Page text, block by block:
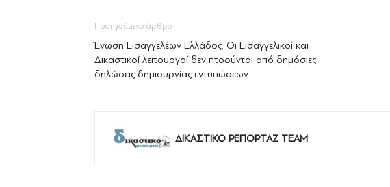
Προηγούμενο άρθρο
Ένωση Εισαγγελέων Ελλάδος: Οι Εισαγγελικοί και
Δικαστικοί λειτουργοί δεν πτοούνται από δημόσιες
δηλώσεις δημιουργίας εντυπώσεων
ΔΙΚΑΣΤΙΚΟ ΡΕΠΟΡΤΑΖ TEAM